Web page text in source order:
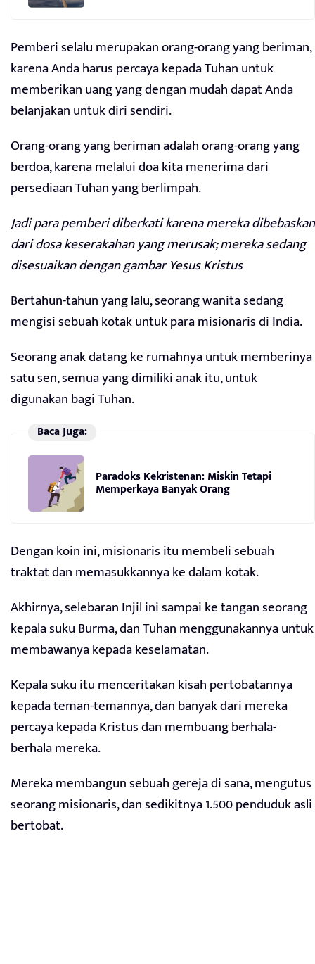
Pemberi selalu merupakan orang-orang yang beriman,
karena Anda harus percaya kepada Tuhan untuk
memberikan uang yang dengan mudah dapat Anda
belanjakan untuk diri sendiri.
Orang-orang yang beriman adalah orang-orang yang
berdoa, karena melalui doa kita menerima dari
persediaan Tuhan yang berlimpah.
Jadi para pemberi diberkati karena mereka dibebaskan
dari dosa keserakahan yang merusak; mereka sedang
disesuaikan dengan gambar Yesus Kristus
Bertahun-tahun yang lalu, seorang wanita sedang
mengisi sebuah kotak untuk para misionaris di India.
Seorang anak datang ke rumahnya untuk memberinya
satu sen, semua yang dimiliki anak itu, untuk
digunakan bagi Tuhan.
Baca Juga:
Paradoks Kekristenan: Miskin Tetapi
Memperkaya Banyak Orang
Dengan koin ini, misionaris itu membeli sebuah
traktat dan memasukkannya ke dalam kotak.
Akhirnya, selebaran Injil ini sampai ke tangan seorang
kepala suku Burma, dan Tuhan menggunakannya untuk
membawanya kepada keselamatan.
Kepala suku itu menceritakan kisah pertobatannya
kepada teman-temannya, dan banyak dari mereka
percaya kepada Kristus dan membuang berhala-
berhala mereka.
Mereka membangun sebuah gereja di sana, mengutus
seorang misionaris, dan sedikitnya 1.500 penduduk asli
bertobat.